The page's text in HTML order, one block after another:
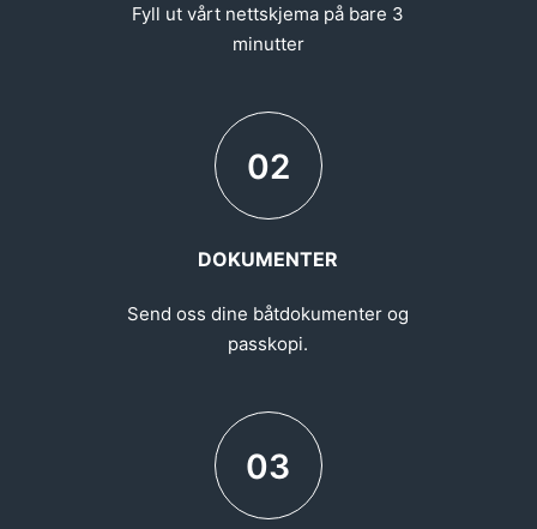
Fyll ut vårt nettskjema på bare 3
minutter
02
DOKUMENTER
Send oss dine båtdokumenter og
passkopi.
03